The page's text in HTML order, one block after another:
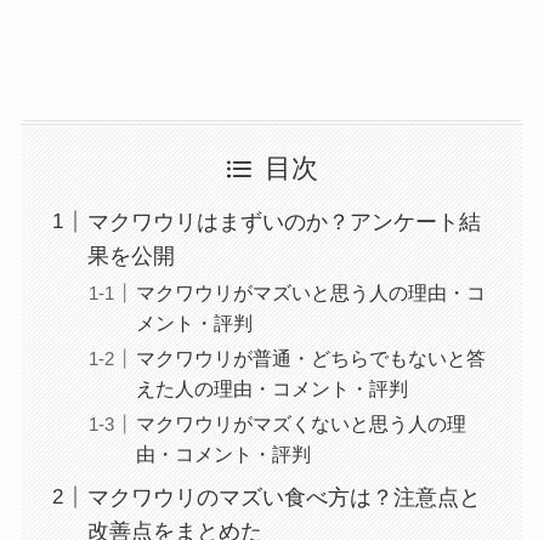
目次
マクワウリはまずいのか？アンケート結
果を公開
マクワウリがマズいと思う人の理由・コ
メント・評判
マクワウリが普通・どちらでもないと答
えた人の理由・コメント・評判
マクワウリがマズくないと思う人の理
由・コメント・評判
マクワウリのマズい食べ方は？注意点と
改善点をまとめた